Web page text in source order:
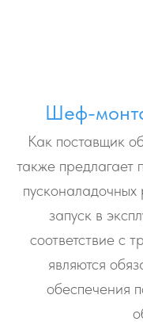
Шеф-
Как поставщик
также
запуск в
соответствие с
являются
обеспечения